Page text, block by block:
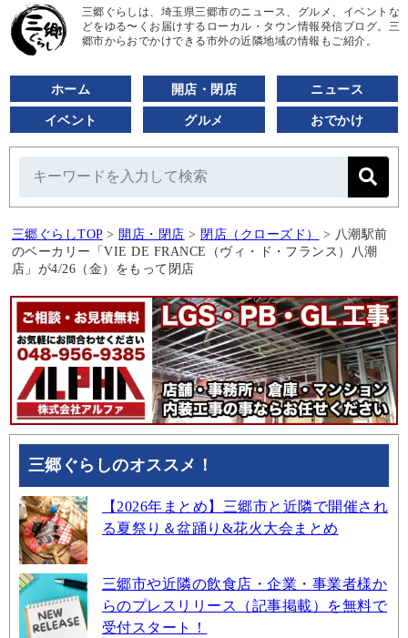
三郷ぐらしは、埼玉県三郷市のニュース、グルメ、イベントな
どをゆる〜くお届けするローカル・タウン情報発信ブログ。三
郷市からおでかけできる市外の近隣地域の情報もご紹介。
ホーム 開店・閉店 ニュース
イベント グルメ おでかけ
三郷ぐらしTOP > 開店・閉店 > 閉店（クローズド） > 八潮駅前
のベーカリー「VIE DE FRANCE（ヴィ・ド・フランス）八潮
店」が4/26（金）をもって閉店
三郷ぐらしのオススメ！
【2026年まとめ】三郷市と近隣で開催され
る夏祭り＆盆踊り&花火大会まとめ
三郷市や近隣の飲食店・企業・事業者様か
らのプレスリリース（記事掲載）を無料で
受付スタート！